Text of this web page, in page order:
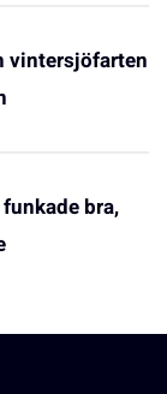
vintersjöfarten
bra,